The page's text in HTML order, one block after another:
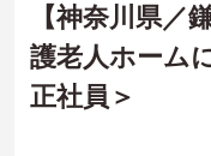
【神奈川県／
護老人ホーム
正社員＞